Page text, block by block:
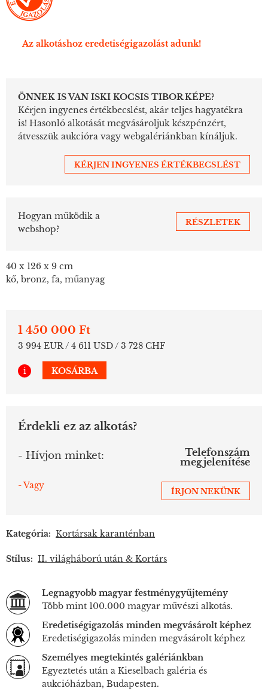
Az alkotáshoz eredetiségigazolást adunk!
ÖNNEK IS VAN ISKI KOCSIS TIBOR KÉPE?
Kérjen ingyenes értékbecslést, akár teljes hagyatékra
is! Hasonló alkotását megvásároljuk készpénzért,
átvesszük aukcióra vagy webgalériánkban kínáljuk.
KÉRJEN INGYENES ÉRTÉKBECSLÉST
Hogyan működik a
webshop?
RÉSZLETEK
40 x 126 x 9 cm
kő, bronz, fa, műanyag
1 450 000 Ft
3 994 EUR / 4 611 USD / 3 728 CHF
i KOSÁRBA
Érdekli ez az alkotás?
- Hívjon minket:
Telefonszám
megjelenítése
- Vagy
ÍRJON NEKÜNK
Kategória: Kortársak karanténban
Stílus: II. világháború után & Kortárs
Legnagyobb magyar festménygyűjtemény
Több mint 100.000 magyar művészi alkotás.
Eredetiségigazolás minden megvásárolt képhez
Eredetiségigazolás minden megvásárolt képhez
Személyes megtekintés galériánkban
Egyeztetés után a Kieselbach galéria és
aukcióházban, Budapesten.